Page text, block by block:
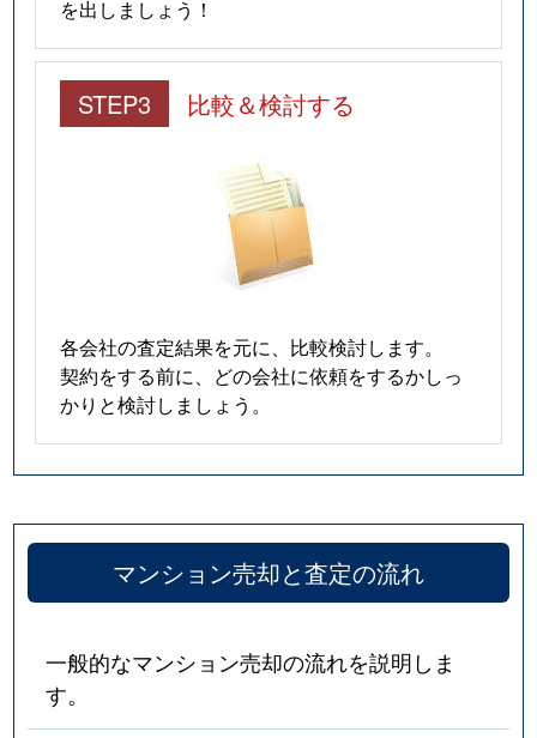
を出しましょう！
STEP3 比較＆検討する
各会社の査定結果を元に、比較検討します。
契約をする前に、どの会社に依頼をするかしっ
かりと検討しましょう。
マンション売却と査定の流れ
一般的なマンション売却の流れを説明しま
す。